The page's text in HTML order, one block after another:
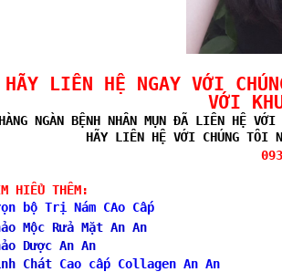
HÃY LIÊN HỆ NGAY VỚI
VỚI
HÀNG NGÀN BỆNH NHÂN MỤN ĐÃ LIÊN HỆ
HÃY LIÊN HỆ VỚI CHÚNG TÔI
HIỂU THÊM:
bộ Trị Nám CAo Cấp
Mộc Rửa Mặt An An
Dược An An
Chát Cao cấp Collagen An An